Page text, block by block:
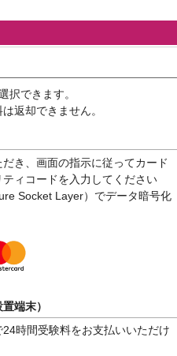
択できます。
返却できません。
き、画面の指示に従ってカード
ィコードを入力してください
Socket Layer）でデータ暗号化
端末）
時間受験料をお支払いいただけ